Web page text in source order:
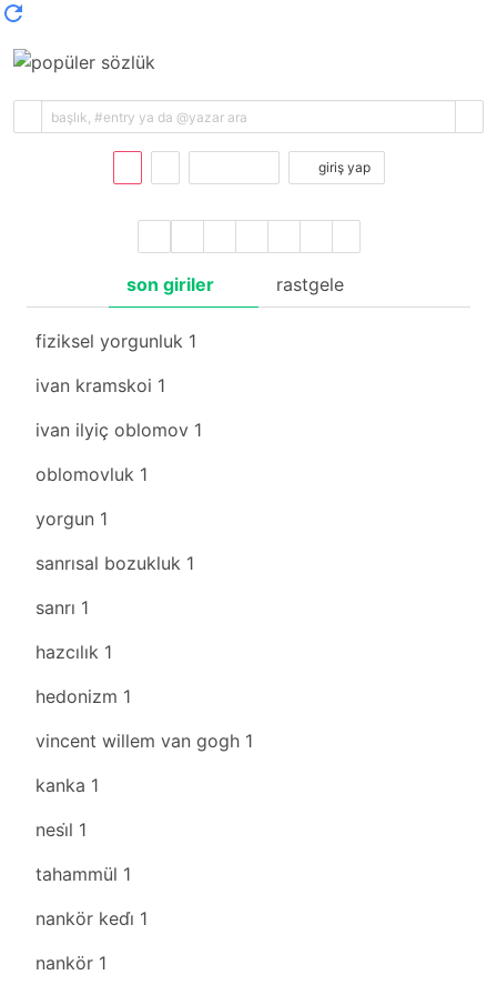
giriş yap
son giriler rastgele
fiziksel yorgunluk 1
ivan kramskoi 1
ivan ilyiç oblomov 1
oblomovluk 1
yorgun 1
sanrısal bozukluk 1
sanrı 1
hazcılık 1
hedonizm 1
vincent willem van gogh 1
kanka 1
nesi̇l 1
tahammül 1
nankör kedi̇ 1
nankör 1